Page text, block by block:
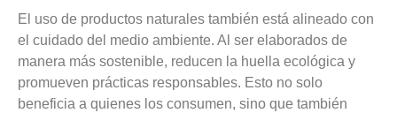
El uso de productos naturales también está alineado con
el cuidado del medio ambiente. Al ser elaborados de
manera más sostenible, reducen la huella ecológica y
promueven prácticas responsables. Esto no solo
beneficia a quienes los consumen, sino que también